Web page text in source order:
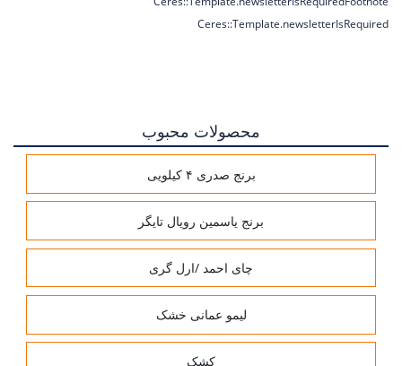
Ceres::Template.newsletterIsRequired
محصولات محبوب
برنج صدری ۴ کیلویی
برنج یاسمین رویال تایگر
چای احمد /ارل گری
لیمو عمانی خشک
کشک